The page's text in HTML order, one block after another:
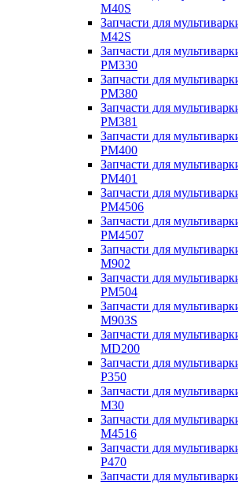
M40S
Запчасти для
M42S
Запчасти для
PM330
Запчасти для
PM380
Запчасти для
PM381
Запчасти для
PM400
Запчасти для
PM401
Запчасти для
PM4506
Запчасти для
PM4507
Запчасти для
M902
Запчасти для
PM504
Запчасти для
M903S
Запчасти для
MD200
Запчасти для
P350
Запчасти для
M30
Запчасти для
M4516
Запчасти для
P470
Запчасти для